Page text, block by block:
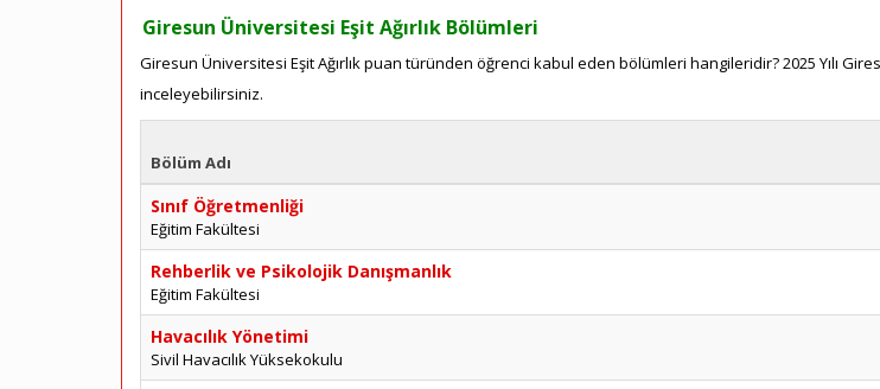
Giresun Üniversitesi Eşit Ağırlık Bölümleri
Giresun Üniversitesi Eşit Ağırlık puan türünden öğrenci kabul eden bölümleri hangileridir? 2025 Yılı
inceleyebilirsiniz.
Bölüm Adı
Sınıf Öğretmenliği
Eğitim Fakültesi
Rehberlik ve Psikolojik Danışmanlık
Eğitim Fakültesi
Havacılık Yönetimi
Sivil Havacılık Yüksekokulu